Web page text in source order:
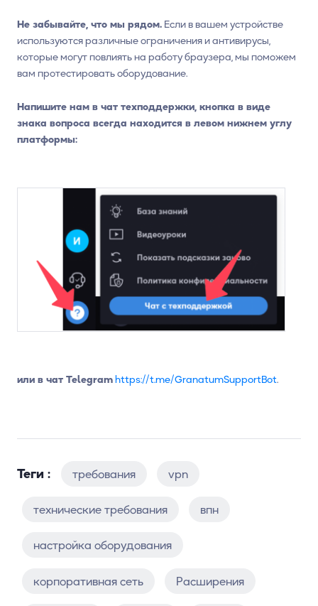
Не забывайте, что мы рядом.Если в вашем устройстве
используются различные ограничения и антивирусы,
которые могут повлиять на работу браузера, мы поможем
вам протестировать оборудование.
Напишите нам в чат техподдержки, кнопка в виде
знака вопроса всегда находится в левом нижнем углу
платформы:
или в чат Telegramhttps://t.me/GranatumSupportBot.
Теги : требования
vpn
технические требования
впн
настройка оборудования
корпоративная сеть
Расширения